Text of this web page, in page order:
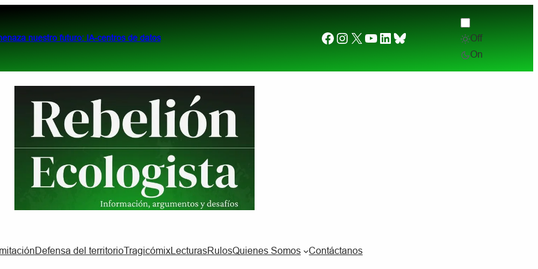
nuestro futuro: IA-centros de datos Desde el otro lado del charco. (2) ¿Por qué
Facebook
Instagram
X YouTube
LinkedIn
Bluesky
Off
On
Defensa del territorioTragicómixLecturasRulosQuienes Somos Contáctanos